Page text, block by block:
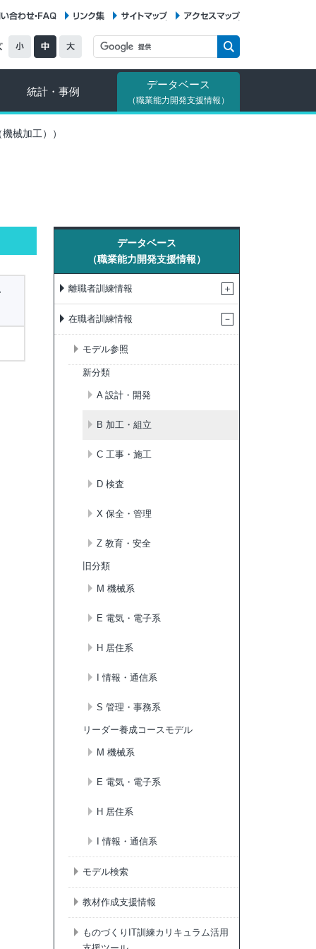
統計・事例
データベース
（職業能力開発支援情報）
械加工））
データベース
（職業能力開発支援情報）
離職者訓練情報
在職者訓練情報
モデル参照
新分類
A 設計・開発
B 加工・組立
C 工事・施工
D 検査
X 保全・管理
Z 教育・安全
旧分類
M 機械系
E 電気・電子系
H 居住系
I 情報・通信系
S 管理・事務系
リーダー養成コースモデル
M 機械系
E 電気・電子系
H 居住系
I 情報・通信系
モデル検索
教材作成支援情報
ものづくりIT訓練カリキュラム活用